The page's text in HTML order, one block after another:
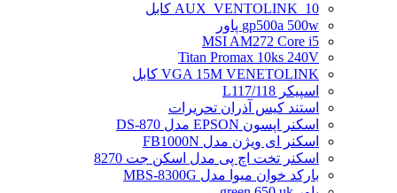
AUX_VENTOLINK_10 کابل
gp500a 500w پاور
MSI AM272 Core i5
Titan Promax 10ks 240V
VGA 15M VENETOLINK کابل
اسپیکر L117/118
استند کیس آذران تحریرات
اسکنر اپسون EPSON مدل DS-870
اسکنر ای ویژن مدل FB1000N
اسکنر تخت اچ پی مدل اسکن جت 8270
بارکد خوان میوا مدل MBS-8300G